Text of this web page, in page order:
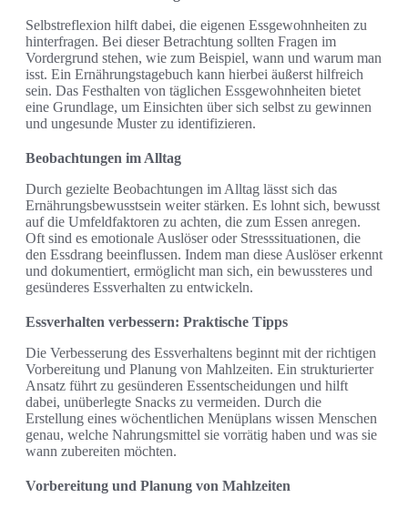
Selbstreflexion hilft dabei, die eigenen Essgewohnheiten zu
hinterfragen. Bei dieser Betrachtung sollten Fragen im
Vordergrund stehen, wie zum Beispiel, wann und warum man
isst. Ein Ernährungstagebuch kann hierbei äußerst hilfreich
sein. Das Festhalten von täglichen Essgewohnheiten bietet
eine Grundlage, um Einsichten über sich selbst zu gewinnen
und ungesunde Muster zu identifizieren.
Beobachtungen im Alltag
Durch gezielte Beobachtungen im Alltag lässt sich das
Ernährungsbewusstsein weiter stärken. Es lohnt sich, bewusst
auf die Umfeldfaktoren zu achten, die zum Essen anregen.
Oft sind es emotionale Auslöser oder Stresssituationen, die
den Essdrang beeinflussen. Indem man diese Auslöser erkennt
und dokumentiert, ermöglicht man sich, ein bewussteres und
gesünderes Essverhalten zu entwickeln.
Essverhalten verbessern: Praktische Tipps
Die Verbesserung des Essverhaltens beginnt mit der richtigen
Vorbereitung und Planung von Mahlzeiten. Ein strukturierter
Ansatz führt zu gesünderen Essentscheidungen und hilft
dabei, unüberlegte Snacks zu vermeiden. Durch die
Erstellung eines wöchentlichen Menüplans wissen Menschen
genau, welche Nahrungsmittel sie vorrätig haben und was sie
wann zubereiten möchten.
Vorbereitung und Planung von Mahlzeiten